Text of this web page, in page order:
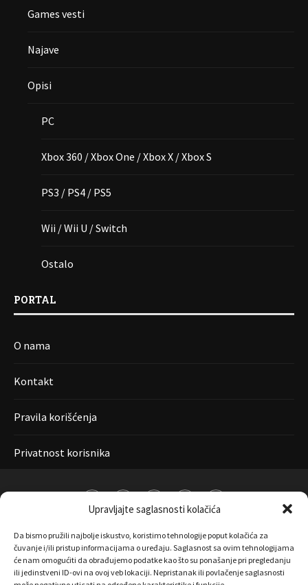
Upravljajte saglasnosti kolačića
Da bismo pružili najbolje iskustvo, koristimo tehnologije poput kolačića za
čuvanje i/ili pristup informacijama o uređaju. Saglasnost sa ovim tehnologijama
će nam omogućiti da obrađujemo podatke kao što su ponašanje pri pregledanju
ili jedinstveni ID-ovi na ovoj veb lokaciji. Nepristanak ili povlačenje saglasnosti
Games vesti
Najave
Opisi
PC
Xbox 360 / Xbox One / Xbox X / Xbox S
PS3 / PS4 / PS5
Wii / Wii U / Switch
Ostalo
PORTAL
O nama
Kontakt
Pravila korišćenja
Privatnost korisnika